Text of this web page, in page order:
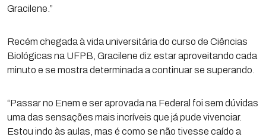
Gracilene.”
Recém chegada à vida universitária do curso de Ciências
Biológicas na UFPB, Gracilene diz estar aproveitando cada
minuto e se mostra determinada a continuar se superando.
“Passar no Enem e ser aprovada na Federal foi sem dúvidas
uma das sensações mais incríveis que já pude vivenciar.
Estou indo às aulas, mas é como se não tivesse caído a